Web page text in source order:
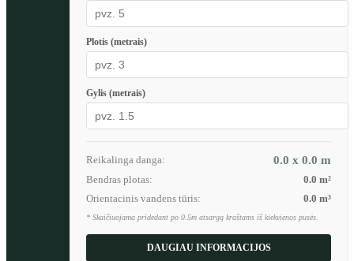
Plotis (metrais)
Gylis (metrais)
Reikalinga danga: 0.0 x 0.0 m
Bendras plotas: 0.0 m²
Orientacinis vandens tūris:
0.0 m³
* Skaičiuojama pridedant po 0.5m atsargą kraštams iš kiekvienos pusės.
DAUGIAU INFORMACIJOS